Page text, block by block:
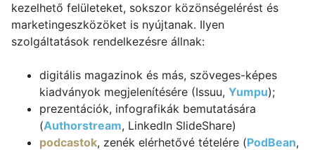
kezelhető felületeket, sokszor közönségelérést és
marketingeszközöket is nyújtanak. Ilyen
szolgáltatások rendelkezésre állnak:
digitális magazinok és más, szöveges-képes
kiadványok megjelenítésére (Issuu, Yumpu);
prezentációk, infografikák bemutatására
(Authorstream, LinkedIn SlideShare)
podcastok, zenék elérhetővé tételére (PodBean,